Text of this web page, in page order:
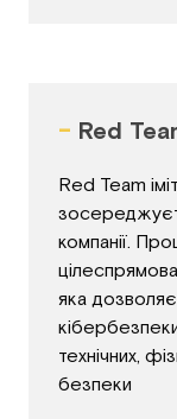
- Red
Red Team
компанії.
яка
технічних,
безпеки